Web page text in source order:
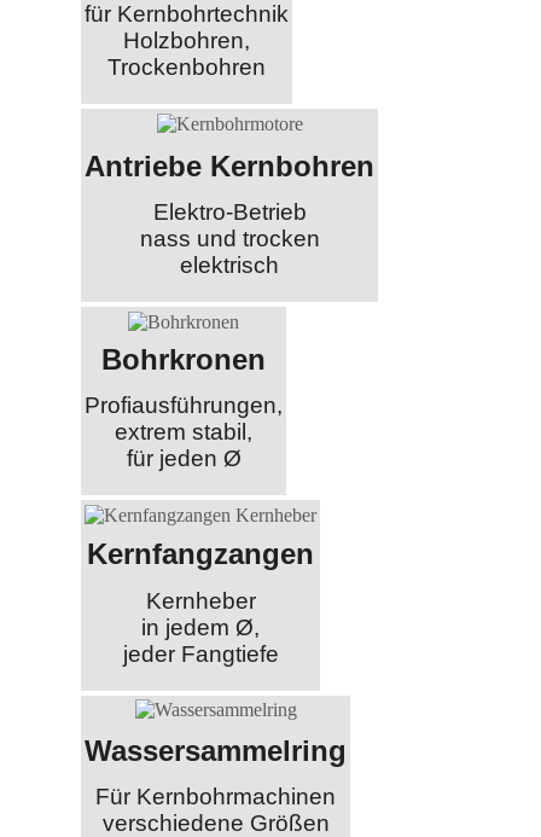
für Kernbohrtechnik
Holzbohren,
Trockenbohren
Antriebe Kernbohren
Elektro-Betrieb
nass und trocken
elektrisch
Bohrkronen
Profiausführungen,
extrem stabil,
für jeden Ø
Kernfangzangen
Kernheber
in jedem Ø,
jeder Fangtiefe
Wassersammelring
Für Kernbohrmachinen
verschiedene Größen